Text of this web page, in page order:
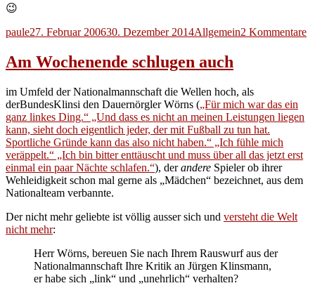
😉
Autor
pauleVeröffentlicht
27. Februar 200630. Dezember 2014Kategorien
Allgemein2 Kommentare
Am Wochenende schlugen auch
im Umfeld der Nationalmannschaft die Wellen hoch, als
derBundesKlinsi den Dauernörgler Wörns („Für mich war das ein
ganz linkes Ding.“ „Und dass es nicht an meinen Leistungen liegen
kann, sieht doch eigentlich jeder, der mit Fußball zu tun hat.
Sportliche Gründe kann das also nicht haben.“ „Ich fühle mich
veräppelt.“ „Ich bin bitter enttäuscht und muss über all das jetzt erst
einmal ein paar Nächte schlafen.“), derandere Spieler ob ihrer
Wehleidigkeit schon mal gerne als „Mädchen“ bezeichnet, aus dem
Nationalteam verbannte.
Der nicht mehr geliebte ist völlig ausser sich und versteht die Welt
nicht mehr:
Herr Wörns, bereuen Sie nach Ihrem Rauswurf aus der
Nationalmannschaft Ihre Kritik an Jürgen Klinsmann,
er habe sich „link“ und „unehrlich“ verhalten?